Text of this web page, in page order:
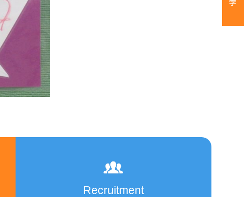
Recruitment